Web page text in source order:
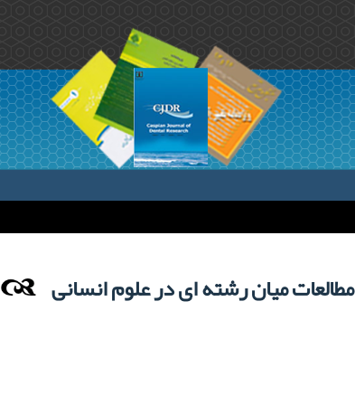
مطالعات میان رشته ای در علوم انسانی